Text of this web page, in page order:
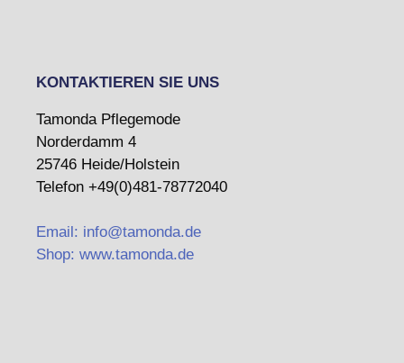
KONTAKTIEREN SIE UNS
Tamonda Pflegemode
Norderdamm 4
25746 Heide/Holstein
Telefon +49(0)481-78772040
Email: info@tamonda.de
Shop: www.tamonda.de